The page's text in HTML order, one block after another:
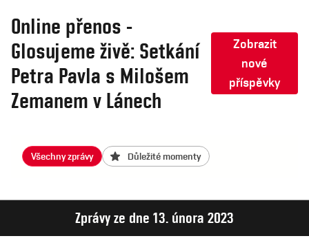
Online přenos -
Glosujeme živě: Setkání
Petra Pavla s Milošem
Zemanem v Lánech
Zobrazit
nové
příspěvky
Všechny zprávy Důležité momenty
Zprávy ze dne 13. února 2023